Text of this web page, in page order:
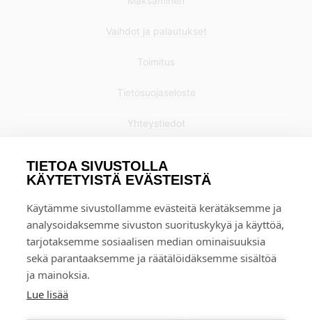
TIETOA SIVUSTOLLA
KÄYTETYISTÄ EVÄSTEISTÄ
Käytämme sivustollamme evästeitä kerätäksemme ja
analysoidaksemme sivuston suorituskykyä ja käyttöä,
tarjotaksemme sosiaalisen median ominaisuuksia
sekä parantaaksemme ja räätälöidäksemme sisältöä
ja mainoksia.
Lue lisää
Vaihdot ja palautukset
Toimitus
Tietosuojaseloste
Yhteystiedot